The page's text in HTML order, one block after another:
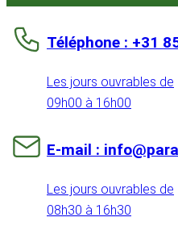
Téléphone : +31
Les jours ouvrables de
09h00 à 16h00
E-mail :
Les jours ouvrables de
08h30 à 16h30